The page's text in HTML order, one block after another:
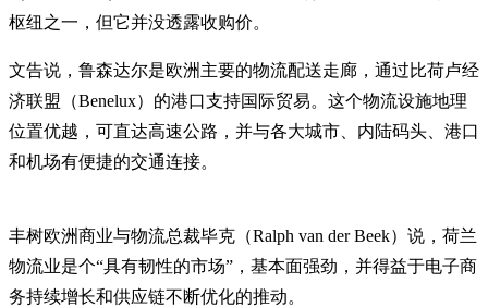
枢纽之一，但它并没透露收购价。
文告说，鲁森达尔是欧洲主要的物流配送走廊，通过比荷卢经
济联盟（Benelux）的港口支持国际贸易。这个物流设施地理
位置优越，可直达高速公路，并与各大城市、内陆码头、港口
和机场有便捷的交通连接。
丰树欧洲商业与物流总裁毕克（Ralph van der Beek）说，荷兰
物流业是个“具有韧性的市场”，基本面强劲，并得益于电子商
务持续增长和供应链不断优化的推动。